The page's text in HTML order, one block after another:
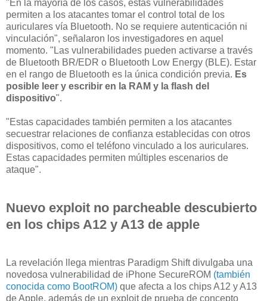
"En la mayoría de los casos, estas vulnerabilidades
permiten a los atacantes tomar el control total de los
auriculares vía Bluetooth. No se requiere autenticación ni
vinculación", señalaron los investigadores en aquel
momento. "Las vulnerabilidades pueden activarse a través
de Bluetooth BR/EDR o Bluetooth Low Energy (BLE). Estar
en el rango de Bluetooth es la única condición previa. Es
posible leer y escribir en la RAM y la flash del
dispositivo".
"Estas capacidades también permiten a los atacantes
secuestrar relaciones de confianza establecidas con otros
dispositivos, como el teléfono vinculado a los auriculares.
Estas capacidades permiten múltiples escenarios de
ataque".
Nuevo exploit no parcheable descubierto
en los chips A12 y A13 de apple
La revelación llega mientras Paradigm Shift divulgaba una
novedosa vulnerabilidad de iPhone SecureROM (también
conocida como BootROM) que afecta a los chips A12 y A13
de Apple, además de un exploit de prueba de concepto